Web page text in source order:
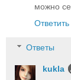
можно
Ответить
Ответы
kukla